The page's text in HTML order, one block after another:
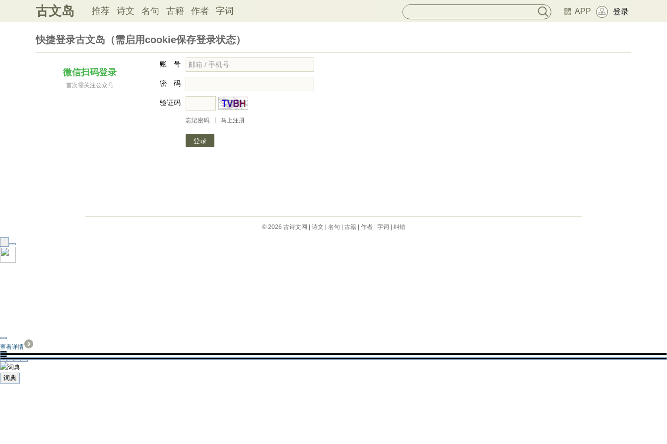
古文岛 推荐 诗文 名句 古籍 作者 字词 APP 登录
快捷登录古文岛（需启用cookie保存登录状态）
微信扫码登录
首次需关注公众号
账 号
密 码
验证码
忘记密码 马上注册
© 2026 古诗文网 诗文 名句 古籍| 作者| 字词 纠错
查看详情
词典